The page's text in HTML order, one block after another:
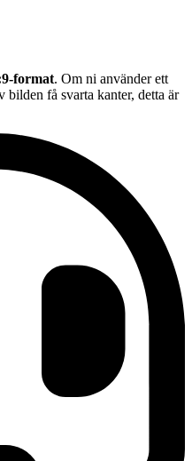
format. Om ni använder ett
bilden få svarta kanter, detta är